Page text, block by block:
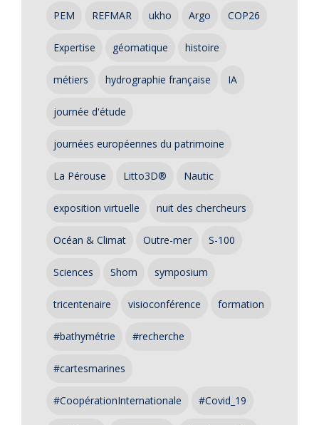
PEM REFMAR ukho Argo COP26
Expertise géomatique histoire
métiers hydrographie française IA
journée d'étude
journées européennes du patrimoine
La Pérouse Litto3D® Nautic
exposition virtuelle nuit des chercheurs
Océan & Climat Outre-mer S-100
Sciences Shom symposium
tricentenaire visioconférence formation
#bathymétrie #recherche
#cartesmarines
#CoopérationInternationale #Covid_19